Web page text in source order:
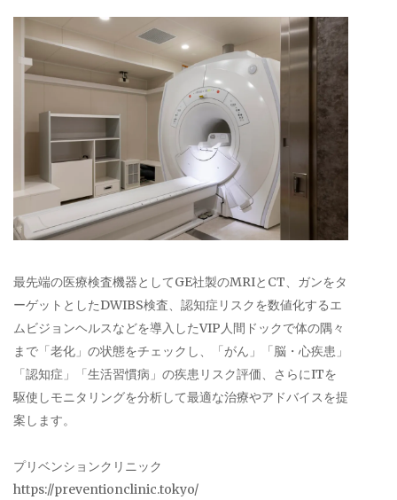
最先端の医療検査機器としてGE社製のMRIとCT、ガンをタ
ーゲットとしたDWIBS検査、認知症リスクを数値化するエ
ムビジョンヘルスなどを導入したVIP人間ドックで体の隅々
まで「老化」の状態をチェックし、「がん」「脳・心疾患」
「認知症」「生活習慣病」の疾患リスク評価、さらにITを
駆使しモニタリングを分析して最適な治療やアドバイスを提
案します。
プリベンションクリニック
https://preventionclinic.tokyo/